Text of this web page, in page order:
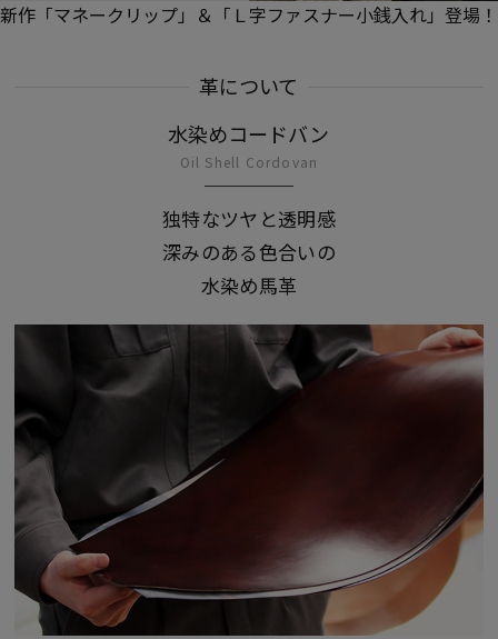
新作「マネークリップ」＆「Ｌ字ファスナー小銭入れ」登場！
革について
水染めコードバン
Oil Shell Cordovan
独特なツヤと透明感
深みのある色合いの
水染め馬革